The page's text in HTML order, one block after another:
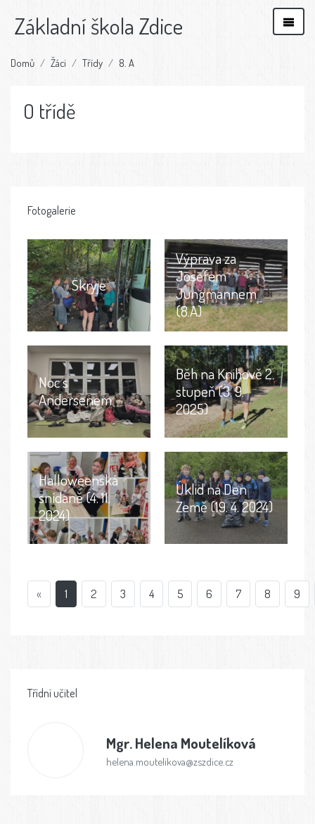
Základní škola Zdice
Domů Žáci Třídy 8. A
O třídě
Fotogalerie
Skryje
Výprava za
Josefem
Jungmannem
(8.A)
Noc s
Andersenem
Běh na Knihově 2.
stupeň (3. 9.
2025)
Halloweenská
snídaně (4. 11.
2024)
Úklid na Den
Země (19. 4. 2024)
« 1 2 3 4 5 6 7 8 9
Třídní učitel
Mgr.Helena Moutelíková
helena.moutelikova@zszdice.cz